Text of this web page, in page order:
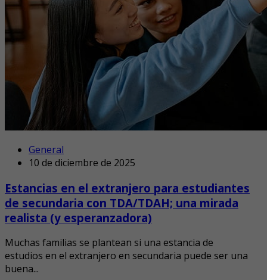
General
10 de diciembre de 2025
Estancias en el extranjero para estudiantes
de secundaria con TDA/TDAH; una mirada
realista (y esperanzadora)
Muchas familias se plantean si una estancia de
estudios en el extranjero en secundaria puede ser una
buena...